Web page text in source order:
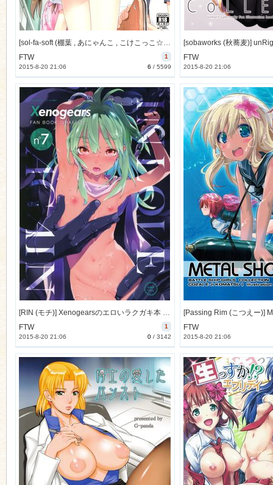
[sol-fa-soft (棚葉 , あにゃんこ , こけこっこ☆こま 他)] ノーパンの日に限って… (オリジナル) [29M]
1
FTW
6 / 5599
2015-8-20 21:06
FTW
2015-8-20 21:06
[RIN (モチ)] Xenogearsのエロいラクガキ本 Part7 (ゼノギアス) [26M]
1
FTW
0/ 3142
2015-8-20 21:06
FTW
2015-8-20 21:06